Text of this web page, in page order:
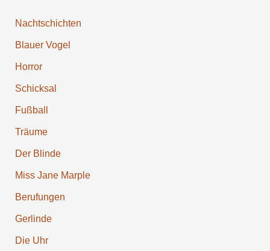
Nachtschichten
Blauer Vogel
Horror
Schicksal
Fußball
Träume
Der Blinde
Miss Jane Marple
Berufun­gen
Gerlinde
Die Uhr